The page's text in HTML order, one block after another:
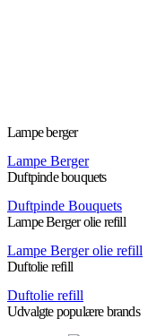
Lampe berger
Lampe Berger
Duftpinde bouquets
Duftpinde Bouquets
Lampe Berger olie refill
Lampe Berger olie refill
Duftolie refill
Duftolie refill
Udvalgte populære brands